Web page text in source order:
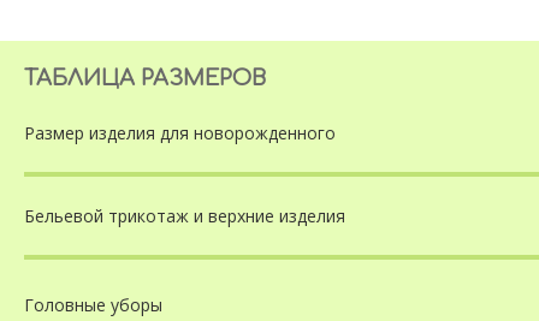
ТАБЛИЦА РАЗМЕРОВ
Размер изделия для новорожденного
Бельевой трикотаж и верхние изделия
Головные уборы